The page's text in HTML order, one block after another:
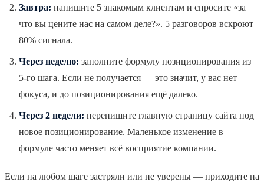
Завтра: напишите 5 знакомым клиентам и спросите «за
что вы цените нас на самом деле?». 5 разговоров вскроют
80% сигнала.
Через неделю: заполните формулу позиционирования из
5-го шага. Если не получается — это значит, у вас нет
фокуса, и до позиционирования ещё далеко.
Через 2 недели: перепишите главную страницу сайта под
новое позиционирование. Маленькое изменение в
формуле часто меняет всё восприятие компании.
Если на любом шаге застряли или не уверены — приходите на